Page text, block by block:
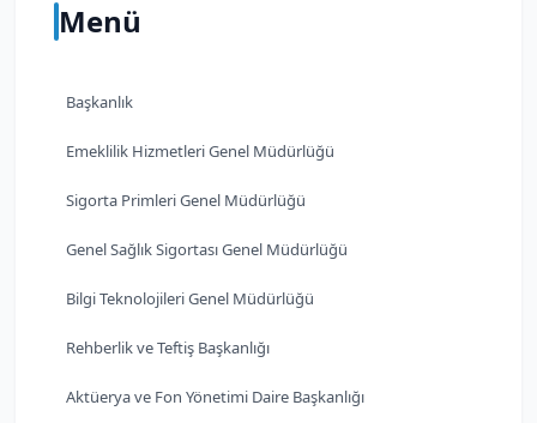
Menü
Başkanlık
Emeklilik Hizmetleri Genel Müdürlüğü
Sigorta Primleri Genel Müdürlüğü
Genel Sağlık Sigortası Genel Müdürlüğü
Bilgi Teknolojileri Genel Müdürlüğü
Rehberlik ve Teftiş Başkanlığı
Aktüerya ve Fon Yönetimi Daire Başkanlığı